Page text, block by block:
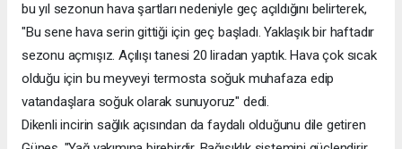
bu yıl sezonun hava şartları nedeniyle geç açıldığını belirterek,
"Bu sene hava serin gittiği için geç başladı. Yaklaşık bir haftadır
sezonu açmışız. Açılışı tanesi 20 liradan yaptık. Hava çok sıcak
olduğu için bu meyveyi termosta soğuk muhafaza edip
vatandaşlara soğuk olarak sunuyoruz" dedi.
Dikenli incirin sağlık açısından da faydalı olduğunu dile getiren